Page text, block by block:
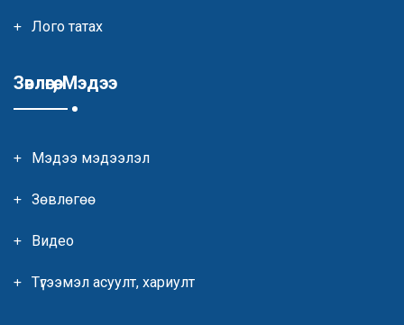
Лого татах
Зөвлөгөө, Мэдээ
Мэдээ мэдээлэл
Зөвлөгөө
Видео
Түгээмэл асуулт, хариулт